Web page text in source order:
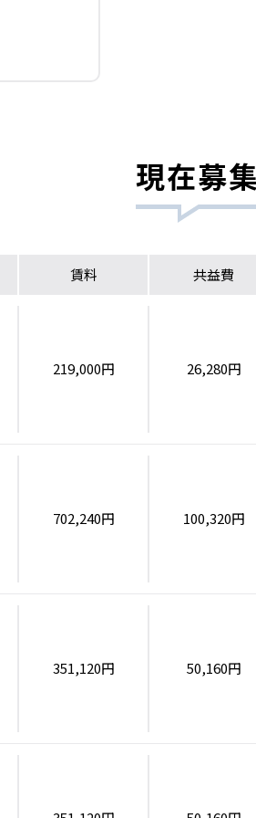
現在募
賃料 共益費
219,000円 26,280円
702,240円 100,320円
351,120円 50,160円